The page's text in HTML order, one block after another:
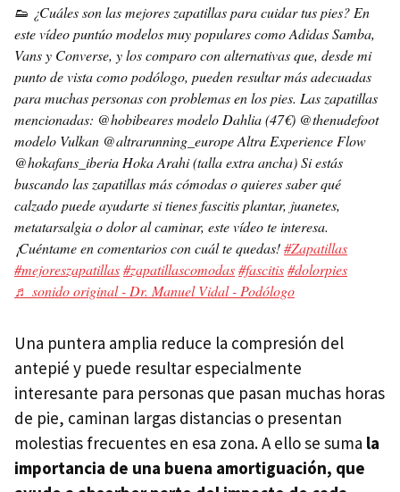
👟 ¿Cuáles son las mejores zapatillas para cuidar tus pies? En
este vídeo puntúo modelos muy populares como Adidas Samba,
Vans y Converse, y los comparo con alternativas que, desde mi
punto de vista como podólogo, pueden resultar más adecuadas
para muchas personas con problemas en los pies. Las zapatillas
mencionadas: @hobibeares modelo Dahlia (47€) @thenudefoot
modelo Vulkan @altrarunning_europe Altra Experience Flow
@hokafans_iberia Hoka Arahi (talla extra ancha) Si estás
buscando las zapatillas más cómodas o quieres saber qué
calzado puede ayudarte si tienes fascitis plantar, juanetes,
metatarsalgia o dolor al caminar, este vídeo te interesa.
¡Cuéntame en comentarios con cuál te quedas!#Zapatillas
#mejoreszapatillas#zapatillascomodas#fascitis#dolorpies
♬ sonido original - Dr. Manuel Vidal - Podólogo
Una puntera amplia reduce la compresión del
antepié y puede resultar especialmente
interesante para personas que pasan muchas horas
de pie, caminan largas distancias o presentan
molestias frecuentes en esa zona. A ello se suma la
importancia de una buena amortiguación, que